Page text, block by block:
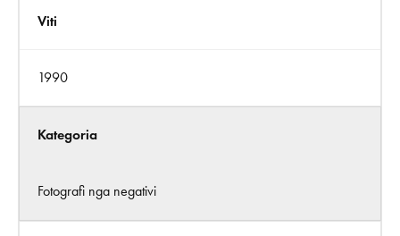
Viti
1990
Kategoria
Fotografi nga negativi